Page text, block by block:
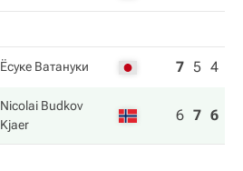
Ёсуке Ватануки 7 5 4
Nicolai Budkov
Kjaer
6 7 6